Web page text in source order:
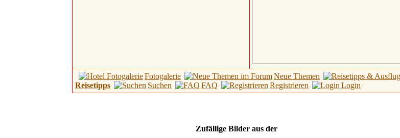
Fotogalerie
Neue Themen
Reisetipps
Suchen FAQ Registrieren Login
Zufällige Bilder aus der